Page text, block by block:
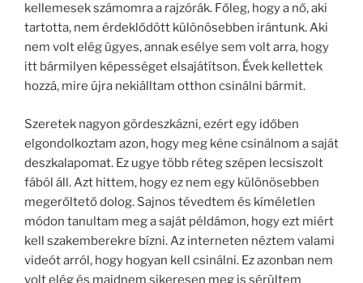
kellemesek számomra a rajzórák. Főleg, hogy a nő, aki
tartotta, nem érdeklődött különösebben irántunk. Aki
nem volt elég ügyes, annak esélye sem volt arra, hogy
itt bármilyen képességet elsajátítson. Évek kellettek
hozzá, mire újra nekiálltam otthon csinálni bármit.
Szeretek nagyon gördeszkázni, ezért egy időben
elgondolkoztam azon, hogy meg kéne csinálnom a saját
deszkalapomat. Ez ugye több réteg szépen lecsiszolt
fából áll. Azt hittem, hogy ez nem egy különösebben
megerőltető dolog. Sajnos tévedtem és kíméletlen
módon tanultam meg a saját példámon, hogy ezt miért
kell szakemberekre bízni. Az interneten néztem valami
videót arról, hogy hogyan kell csinálni. Ez azonban nem
volt elég és majdnem sikeresen meg is sérültem